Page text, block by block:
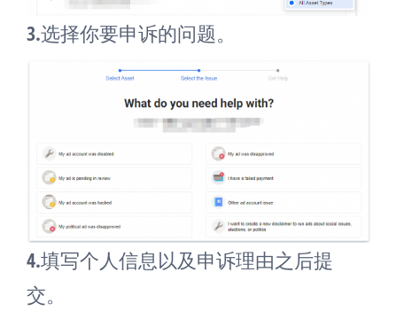
3.选择你要申诉的问题。
4.填写个人信息以及申诉理由之后提
交。